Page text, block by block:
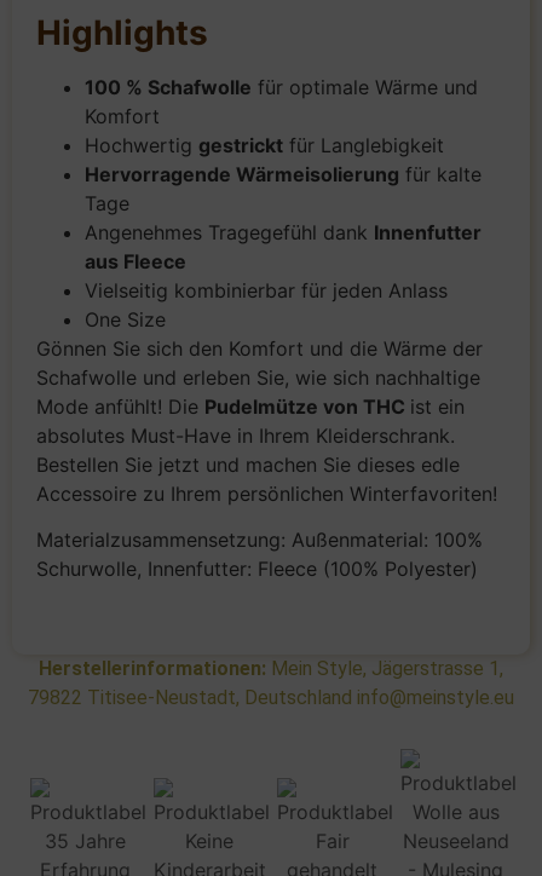
Highlights
100 % Schafwolle für optimale Wärme und
Komfort
Hochwertig gestrickt für Langlebigkeit
Hervorragende Wärmeisolierung für kalte
Tage
Angenehmes Tragegefühl dank Innenfutter
aus Fleece
Vielseitig kombinierbar für jeden Anlass
One Size
Gönnen Sie sich den Komfort und die Wärme der
Schafwolle und erleben Sie, wie sich nachhaltige
Mode anfühlt! Die Pudelmütze von THC ist ein
absolutes Must-Have in Ihrem Kleiderschrank.
Bestellen Sie jetzt und machen Sie dieses edle
Accessoire zu Ihrem persönlichen Winterfavoriten!
Materialzusammensetzung: Außenmaterial: 100%
Schurwolle, Innenfutter: Fleece (100% Polyester)
Herstellerinformationen: Mein Style, Jägerstrasse 1,
79822 Titisee-Neustadt, Deutschland info@meinstyle.eu